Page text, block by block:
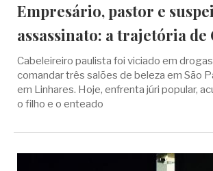
Empresário, pastor e
assassinato: a trajetória de
Cabeleireiro paulista foi viciado em
comandar três salões de beleza em São
em Linhares. Hoje, enfrenta júri popular,
o filho e o enteado